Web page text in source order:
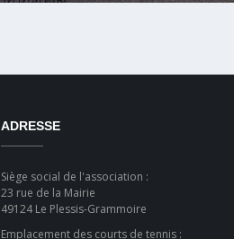
ADRESSE
Siège social de l'association :
23 rue de la Mairie
49124 Le Plessis-Grammoire
Emplacement des courts de tennis :